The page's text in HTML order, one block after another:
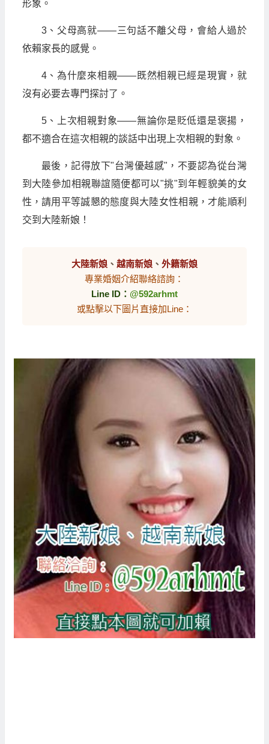
形象。
3、父母高就——三句話不離父母，會給人過於
依賴家長的感覺。
4、為什麼來相親——既然相親已經是現實，就
沒有必要去專門探討了。
5、上次相親對象——無論你是貶低還是褒揚，
都不適合在這次相親的談話中出現上次相親的對象。
最後，記得放下"台灣優越感"，不要認為從台灣
到大陸參加相親聯誼隨便都可以"挑"到年輕貌美的女
性，請用平等誠懇的態度與大陸女性相親，才能順利
交到大陸新娘！
大陸新娘、 越南新娘、 外籍新娘
專業婚姻介紹聯絡諮詢：
Line ID： @592arhmt
或點擊以下圖片直接加Line：